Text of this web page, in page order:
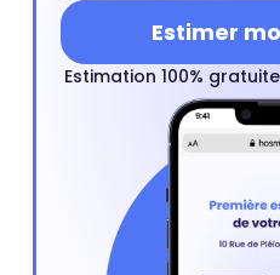
Estimer
Estimation 100%